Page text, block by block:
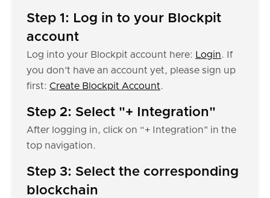
Step 1: Log in to your Blockpit
account
Log into your Blockpit account here: Login. If
you don’t have an account yet, please sign up
first: Create Blockpit Account.
Step 2: Select "+ Integration"
After logging in, click on “+ Integration" in the
top navigation.
Step 3: Select the corresponding
blockchain